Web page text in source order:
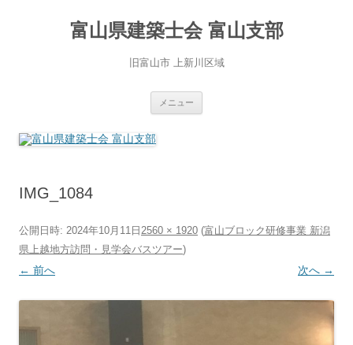
富山県建築士会 富山支部
旧富山市 上新川区域
メニュー
IMG_1084
公開日時: 2024年10月11日 2560 × 1920 (富山ブロック研修事業 新潟
県上越地方訪問・見学会バスツアー)
← 前へ 次へ →